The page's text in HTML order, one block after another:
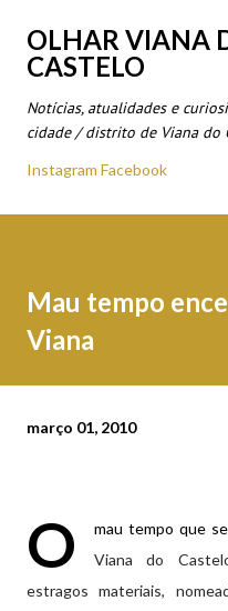
Avançar
OLHAR VIANA
CASTELO
Notícias, atualidades e
cidade / distrito de Viana do
Instagram Facebook
Mau tempo
Viana
março 01, 2010
O
mau tempo que
Viana do
estragos materiais,